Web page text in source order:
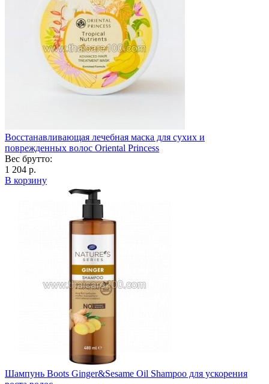
Восстанавливающая лечебная маска для сухих и
поврежденных волос Oriental Princess
Вес брутто:
1 204 р.
В корзину
Шампунь Boots Ginger&Sesame Оil Shampoo для ускорения